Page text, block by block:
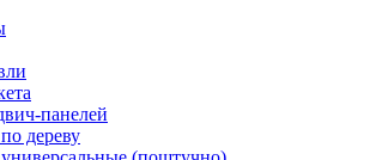
панелей
дереву